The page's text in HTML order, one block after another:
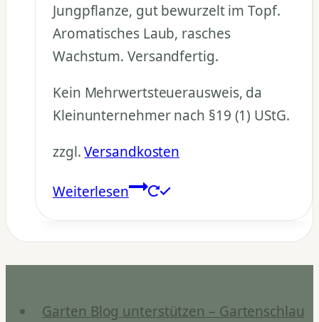
Jungpflanze, gut bewurzelt im Topf.
Aromatisches Laub, rasches
Wachstum. Versandfertig.
Kein Mehrwertsteuerausweis, da
Kleinunternehmer nach §19 (1) UStG.
zzgl.Versandkosten
Weiterlesen
Garten Blog unterstützen – Gartenschlau